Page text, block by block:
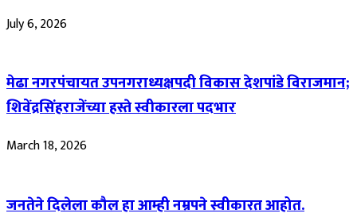
July 6, 2026
मेढा नगरपंचायत उपनगराध्यक्षपदी विकास देशपांडे विराजमान;
शिवेंद्रसिंहराजेंच्या हस्ते स्वीकारला पदभार
March 18, 2026
जनतेने दिलेला कौल हा आम्ही नम्रपने स्वीकारत आहोत.